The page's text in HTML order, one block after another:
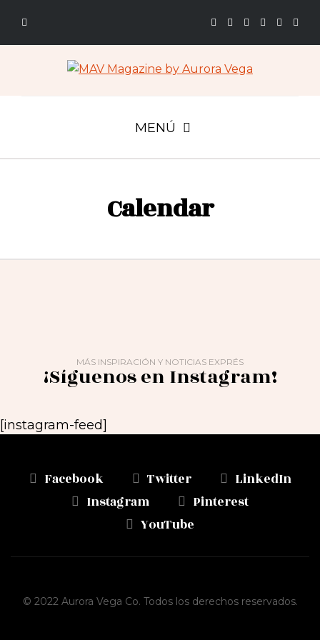
MENÚ
Calendar
MÁS INSPIRACIÓN Y NOTICIAS EXPRÉS
¡Síguenos en Instagram!
[instagram-feed]
Facebook Twitter
LinkedIn
Instagram
Pinterest
YouTube
© 2022 Aurora Vega Co. Todos los derechos reservados.